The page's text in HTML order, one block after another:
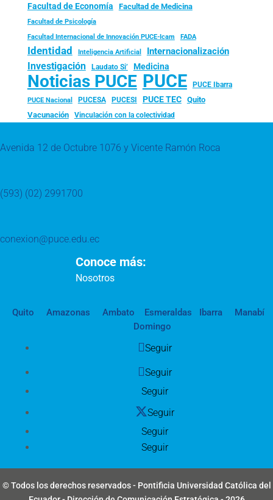
Facultad de Economía Facultad de Medicina
Facultad de Psicología
Facultad Internacional de Innovación PUCE-Icam FADA
Identidad Inteligencia Artificial Internacionalización
Investigación Laudato Si’ Medicina
Noticias PUCE PUCE PUCE Ibarra
PUCE Nacional PUCESA PUCESI PUCE TEC
Quito
Vacunación
Vinculación con la colectividad
Avenida 12 de Octubre 1076 y Vicente Ramón Roca
(593) (02) 2991700
conexion@puce.edu.ec
Conoce más:
Nosotros
Quito Amazonas Ambato Esmeraldas Ibarra
Manabí
Domingo
Seguir
Seguir
Seguir
Seguir
Seguir
Seguir
© Todos los derechos reservados - Pontificia Universidad Católica del